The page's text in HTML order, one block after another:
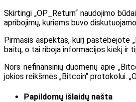
Skirtingi „OP_Return“ naudojimo
apribojimų, kuriems buvo
Pirmasis aspektas, kurį pastebėjote
baitų, o tai riboja informacijos kiekį ir
Nors nefinansinių duomenų apie
jokios reikšmės „Bitcoin“ protokolui.
Papildomų išlaidų našta